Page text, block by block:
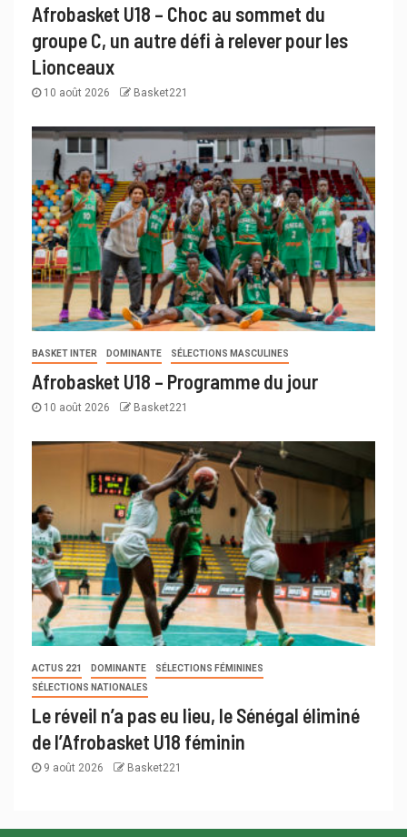
Afrobasket U18 – Choc au sommet du
groupe C, un autre défi à relever pour les
Lionceaux
10 août 2026 Basket221
BASKET INTER DOMINANTE SÉLECTIONS MASCULINES
Afrobasket U18 – Programme du jour
10 août 2026 Basket221
ACTUS 221 DOMINANTE
SÉLECTIONS FÉMININES
SÉLECTIONS NATIONALES
Le réveil n’a pas eu lieu, le Sénégal éliminé
de l’Afrobasket U18 féminin
9 août 2026 Basket221